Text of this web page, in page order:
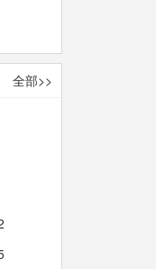
全部>>